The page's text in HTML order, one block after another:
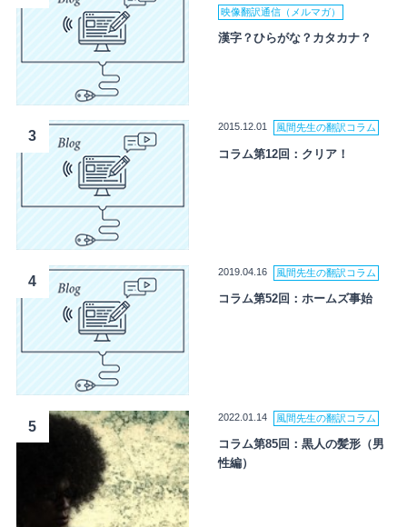
映像翻訳通信（メルマガ）
漢字？ひらがな？カタカナ？
3
2015.12.01 風間先生の翻訳コラム
コラム第12回：クリア！
4
2019.04.16 風間先生の翻訳コラム
コラム第52回：ホームズ事始
5
2022.01.14 風間先生の翻訳コラム
コラム第85回：黒人の髪形（男
性編）